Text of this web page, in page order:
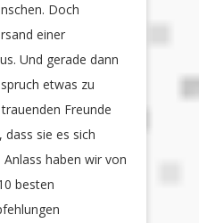
Doch
einer
Und gerade dann
etwas zu
Freunde
sie es sich
haben wir von
besten